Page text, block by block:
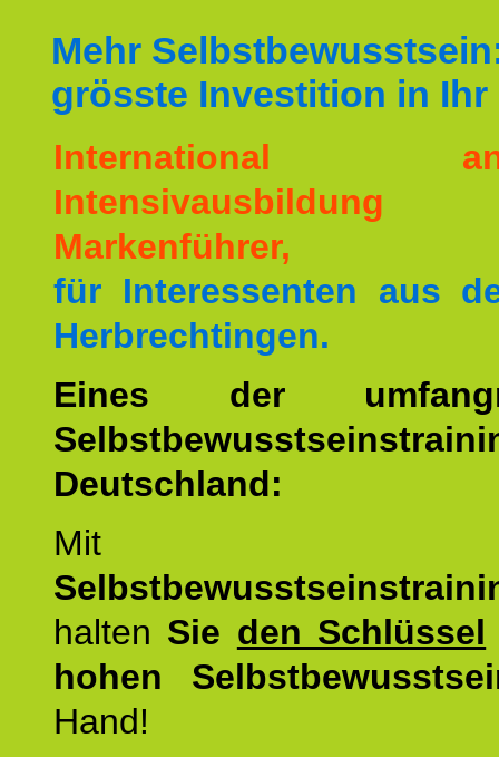
Mehr
grösste Investition in Ihr
International
Markenführer,
für Interessenten aus
Herbrechtingen.
Eines der
Deutschland:
Mit
halten Sie den Schlüssel
hohen
Hand!